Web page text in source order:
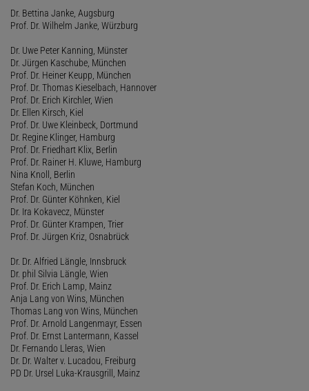
Dr. Bettina Janke, Augsburg
Prof. Dr. Wilhelm Janke, Würzburg
Dr. Uwe Peter Kanning, Münster
Dr. Jürgen Kaschube, München
Prof. Dr. Heiner Keupp, München
Prof. Dr. Thomas Kieselbach, Hannover
Prof. Dr. Erich Kirchler, Wien
Dr. Ellen Kirsch, Kiel
Prof. Dr. Uwe Kleinbeck, Dortmund
Dr. Regine Klinger, Hamburg
Prof. Dr. Friedhart Klix, Berlin
Prof. Dr. Rainer H. Kluwe, Hamburg
Nina Knoll, Berlin
Stefan Koch, München
Prof. Dr. Günter Köhnken, Kiel
Dr. Ira Kokavecz, Münster
Prof. Dr. Günter Krampen, Trier
Prof. Dr. Jürgen Kriz, Osnabrück
Dr. Dr. Alfried Längle, Innsbruck
Dr. phil Silvia Längle, Wien
Prof. Dr. Erich Lamp, Mainz
Anja Lang von Wins, München
Thomas Lang von Wins, München
Prof. Dr. Arnold Langenmayr, Essen
Prof. Dr. Ernst Lantermann, Kassel
Dr. Fernando Lleras, Wien
Dr. Dr. Walter v. Lucadou, Freiburg
PD Dr. Ursel Luka-Krausgrill, Mainz